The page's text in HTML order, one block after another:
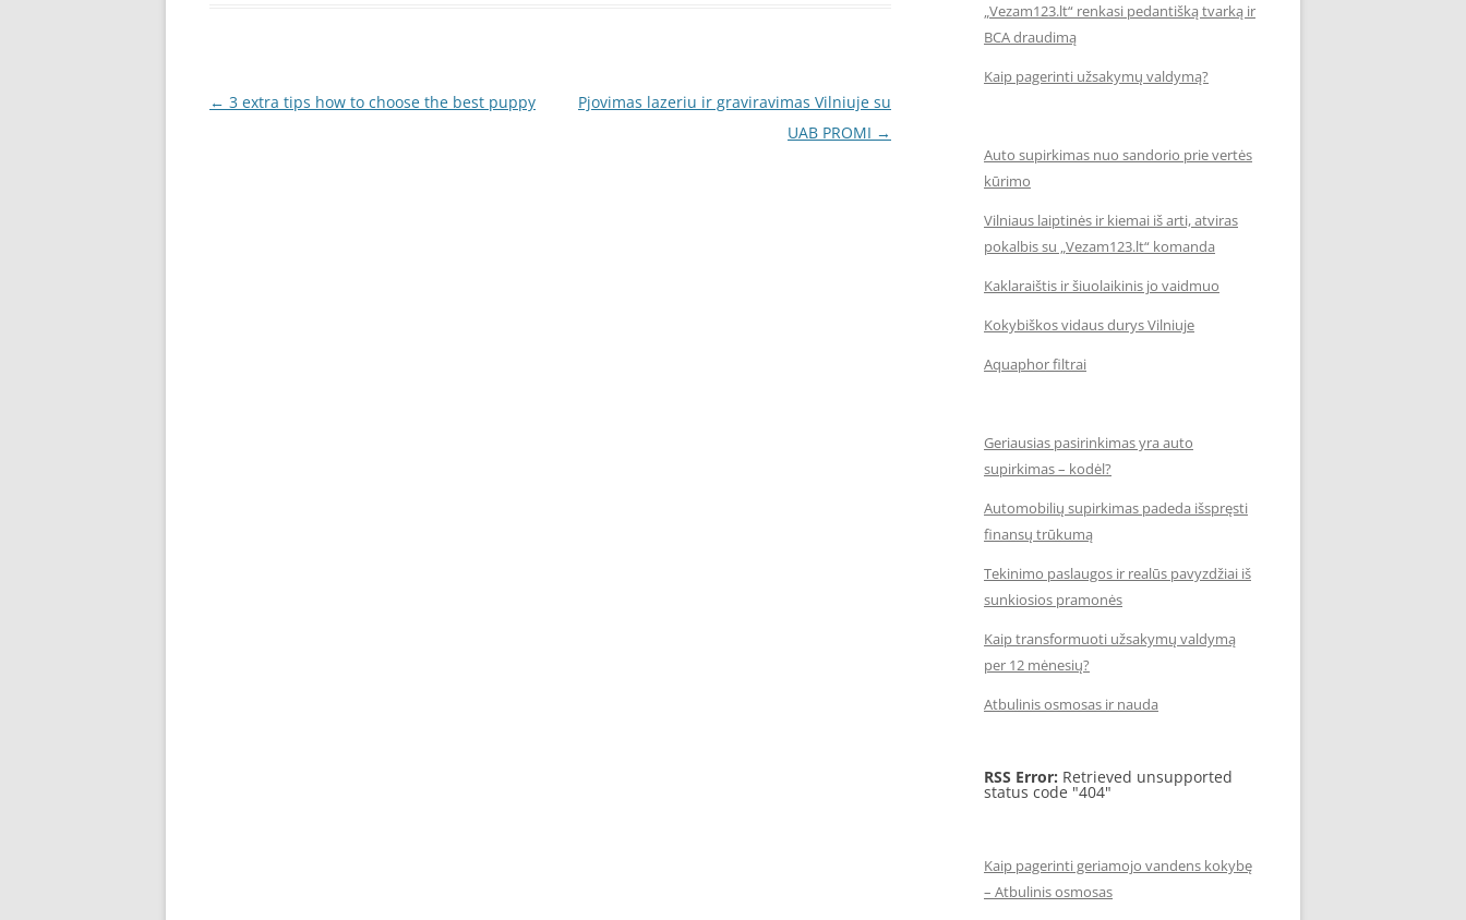
Post
← 3 extra tips how to choose the best puppy
Pjovimas lazeriu ir graviravimas Vilniuje su
UAB PROMI →
„Vezam123.lt“ renkasi pedantišką tvarką ir
BCA draudimą
Kaip pagerinti užsakymų valdymą?
Auto supirkimas nuo sandorio prie vertės
kūrimo
Vilniaus laiptinės ir kiemai iš arti, atviras
pokalbis su „Vezam123.lt“ komanda
Kaklaraištis ir šiuolaikinis jo vaidmuo
Kokybiškos vidaus durys Vilniuje
Aquaphor filtrai
Geriausias pasirinkimas yra auto
supirkimas – kodėl?
Automobilių supirkimas padeda išspręsti
finansų trūkumą
Tekinimo paslaugos ir realūs pavyzdžiai iš
sunkiosios pramonės
Kaip transformuoti užsakymų valdymą
per 12 mėnesių?
Atbulinis osmosas ir nauda
RSS Error: Retrieved unsupported
status code "404"
Kaip pagerinti geriamojo vandens kokybę
– Atbulinis osmosas